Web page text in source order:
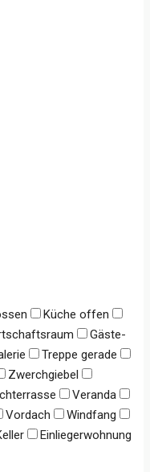
Küche offen
Gäste-
Treppe gerade
Zwerchgiebel
Veranda
Vordach
Windfang
Einliegerwohnung